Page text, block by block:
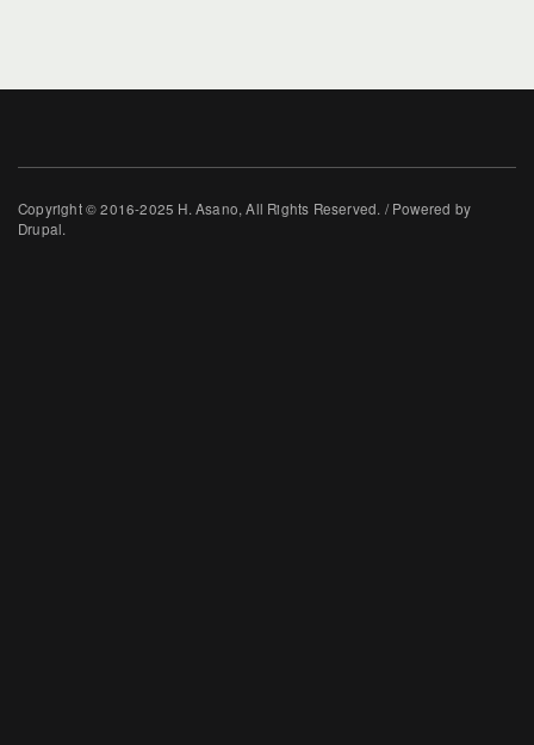
Copyright © 2016-2025 H. Asano, All Rights Reserved. / Powered by
Drupal.